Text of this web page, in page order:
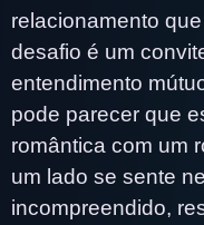
relacionamento
desafio é um
entendimento
pode parecer que
romântica com um
um lado se sente
incompreendido,